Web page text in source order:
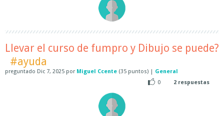
Llevar el curso de fumpro y Dibujo se puede?
#ayuda
preguntado Dic 7, 2025 por Miguel Ccente (35 puntos) | General
0
2 respuestas